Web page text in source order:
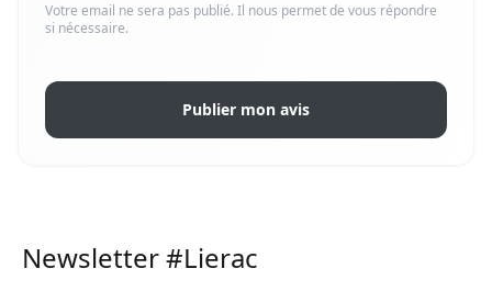
Votre email ne sera pas publié. Il nous permet de vous répondre
si nécessaire.
Publier mon avis
Newsletter #Lierac